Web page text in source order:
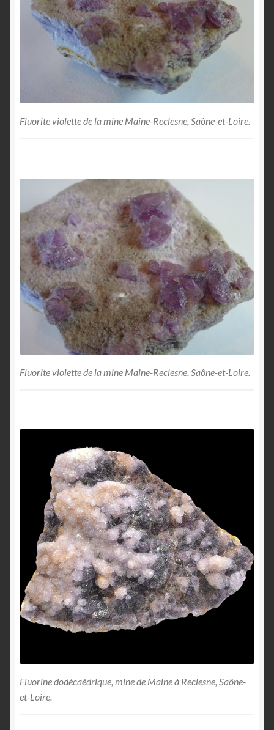
Fluorite violette de la mine Maine-Reclesne, Saône-et-Loire.
Fluorite violette de la mine Maine-Reclesne, Saône-et-Loire.
Fluorine dodécaédrique, mine de Maine à Reclesne, Saône-
et-Loire.